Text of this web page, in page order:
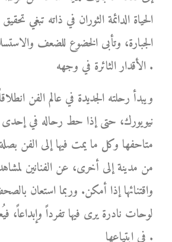
الحياة الدائمة الثوران في ذاته تبغي
الجبارة، وتأبى الخضوع للضعف
الأقدار الثائرة في وجهه .
ويبدأ رحلته الجديدة في عالم الفن
نيويورك، حتى إذا حط رحاله في إحدى
متاحفها وكل ما يمت فيها إلى الفن
من مدينة إلى أخرى، عن الفنانين
واقتنائها إذا أمكن. وربما استعان
لوحات نادرة يرى فيها تفرداً وإبداعاً،
في ابتياعها .